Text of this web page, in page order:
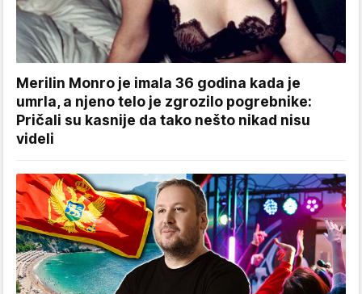
Merilin Monro je imala 36 godina kada je
umrla, a njeno telo je zgrozilo pogrebnike:
Pričali su kasnije da tako nešto nikad nisu
videli